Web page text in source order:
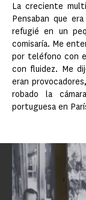
La creciente
Pensaban que
refugié en un
comisaría. Me
por teléfono con
con fluidez. Me
eran
robado la
portuguesa en